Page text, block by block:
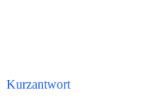
Kurzantwort